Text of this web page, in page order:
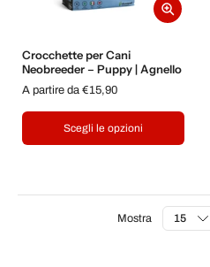
Crocchette per Cani
Neobreeder – Puppy | Agnello
A partire da €15,90
Scegli le opzioni
Mostra